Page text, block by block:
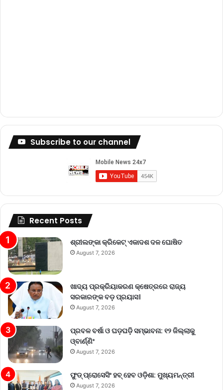
Subscribe to our channel
Recent Posts
ଶ୍ରୀଲଙ୍କା କ୍ରିକେଟ୍‌ ଏକାଦଶ ଦଳ ଘୋଷିତ
August 7, 2026
ଖାଦ୍ୟ ପ୍ରକ୍ରିୟାକରଣ କ୍ଷେତ୍ରରେ ରାଜ୍ୟ
ସରକାରଙ୍କ ବଡ଼ ପ୍ରୟାସ।
August 7, 2026
ପ୍ରବଳ ବର୍ଷା ଓ ଘଡ଼ଘଡ଼ି ସମ୍ଭାବନା: ୧୨ ଜିଲ୍ଲାକୁ
ଓ୍ବାର୍ଣ୍ଣିଂ
August 7, 2026
ଫୁଡ୍ ପ୍ରୋସେସିଂ ହବ୍ ହେବ ଓଡ଼ିଶା: ମୁଖ୍ୟମନ୍ତ୍ରୀ
August 7, 2026